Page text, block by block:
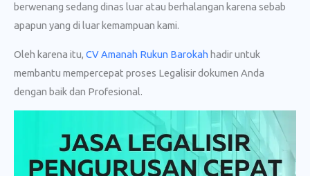
berwenang sedang dinas luar atau berhalangan karena sebab
apapun yang di luar kemampuan kami.
Oleh karena itu, CV Amanah Rukun Barokah hadir untuk
membantu mempercepat proses Legalisir dokumen Anda
dengan baik dan Profesional.